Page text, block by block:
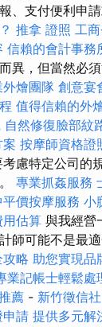
、支付便利申請
推拿 證照 工
信賴的會計事務
異，但當然必須
燴團隊 創意宴
值得信賴的外
自然修復臉部紋
按摩師資格證
慮特定公司的
專業抓姦服務
平價按摩服務 小
估算 與我經營
師可能不是最
略 助您實現品
業記帳士輕鬆處
薦 - 新竹徵信社
申請 提供多元解